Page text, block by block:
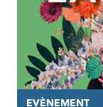
EVÈNEMENT